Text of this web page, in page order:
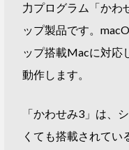
力プログラム「かわ
ップ製品です。
ップ搭載Macに対応
動作します。
「かわせみ3」は、
くても搭載されてい